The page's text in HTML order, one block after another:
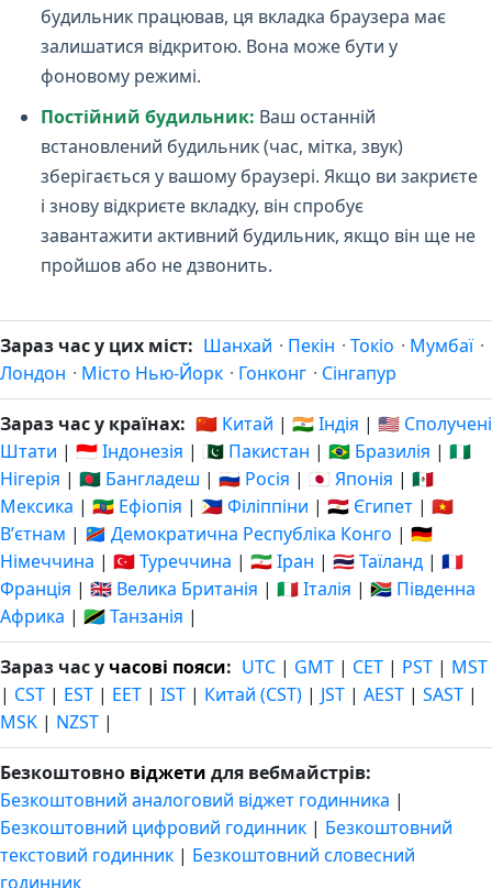
будильник працював, ця вкладка браузера має
залишатися відкритою. Вона може бути у
фоновому режимі.
Постійний будильник: Ваш останній
встановлений будильник (час, мітка, звук)
зберігається у вашому браузері. Якщо ви закриєте
і знову відкриєте вкладку, він спробує
завантажити активний будильник, якщо він ще не
пройшов або не дзвонить.
Зараз час у цих міст: Шанхай · Пекін · Токіо · Мумбаї ·
Лондон · Місто Нью-Йорк · Гонконг · Сінгапур
Зараз час у країнах: 🇨🇳 Китай | 🇮🇳 Індія | 🇺🇸 Сполучені
Штати | 🇮🇩 Індонезія | 🇵🇰 Пакистан | 🇧🇷 Бразилія | 🇳🇬
Нігерія | 🇧🇩 Бангладеш | 🇷🇺 Росія | 🇯🇵 Японія | 🇲🇽
Мексика | 🇪🇹 Ефіопія | 🇵🇭 Філіппіни | 🇪🇬 Єгипет | 🇻🇳
Вʼєтнам | 🇨🇩 Демократична Республіка Конго | 🇩🇪
Німеччина | 🇹🇷 Туреччина | 🇮🇷 Іран | 🇹🇭 Таїланд | 🇫🇷
Франція | 🇬🇧 Велика Британія | 🇮🇹 Італія | 🇿🇦 Південна
Африка | 🇹🇿 Танзанія |
Зараз час у часові пояси: UTC | GMT | CET | PST | MST
| CST | EST | EET | IST | Китай (CST) | JST | AEST | SAST |
MSK | NZST |
Безкоштовно віджети для вебмайстрів:
Безкоштовний аналоговий віджет годинника |
Безкоштовний цифровий годинник | Безкоштовний
текстовий годинник | Безкоштовний словесний
годинник